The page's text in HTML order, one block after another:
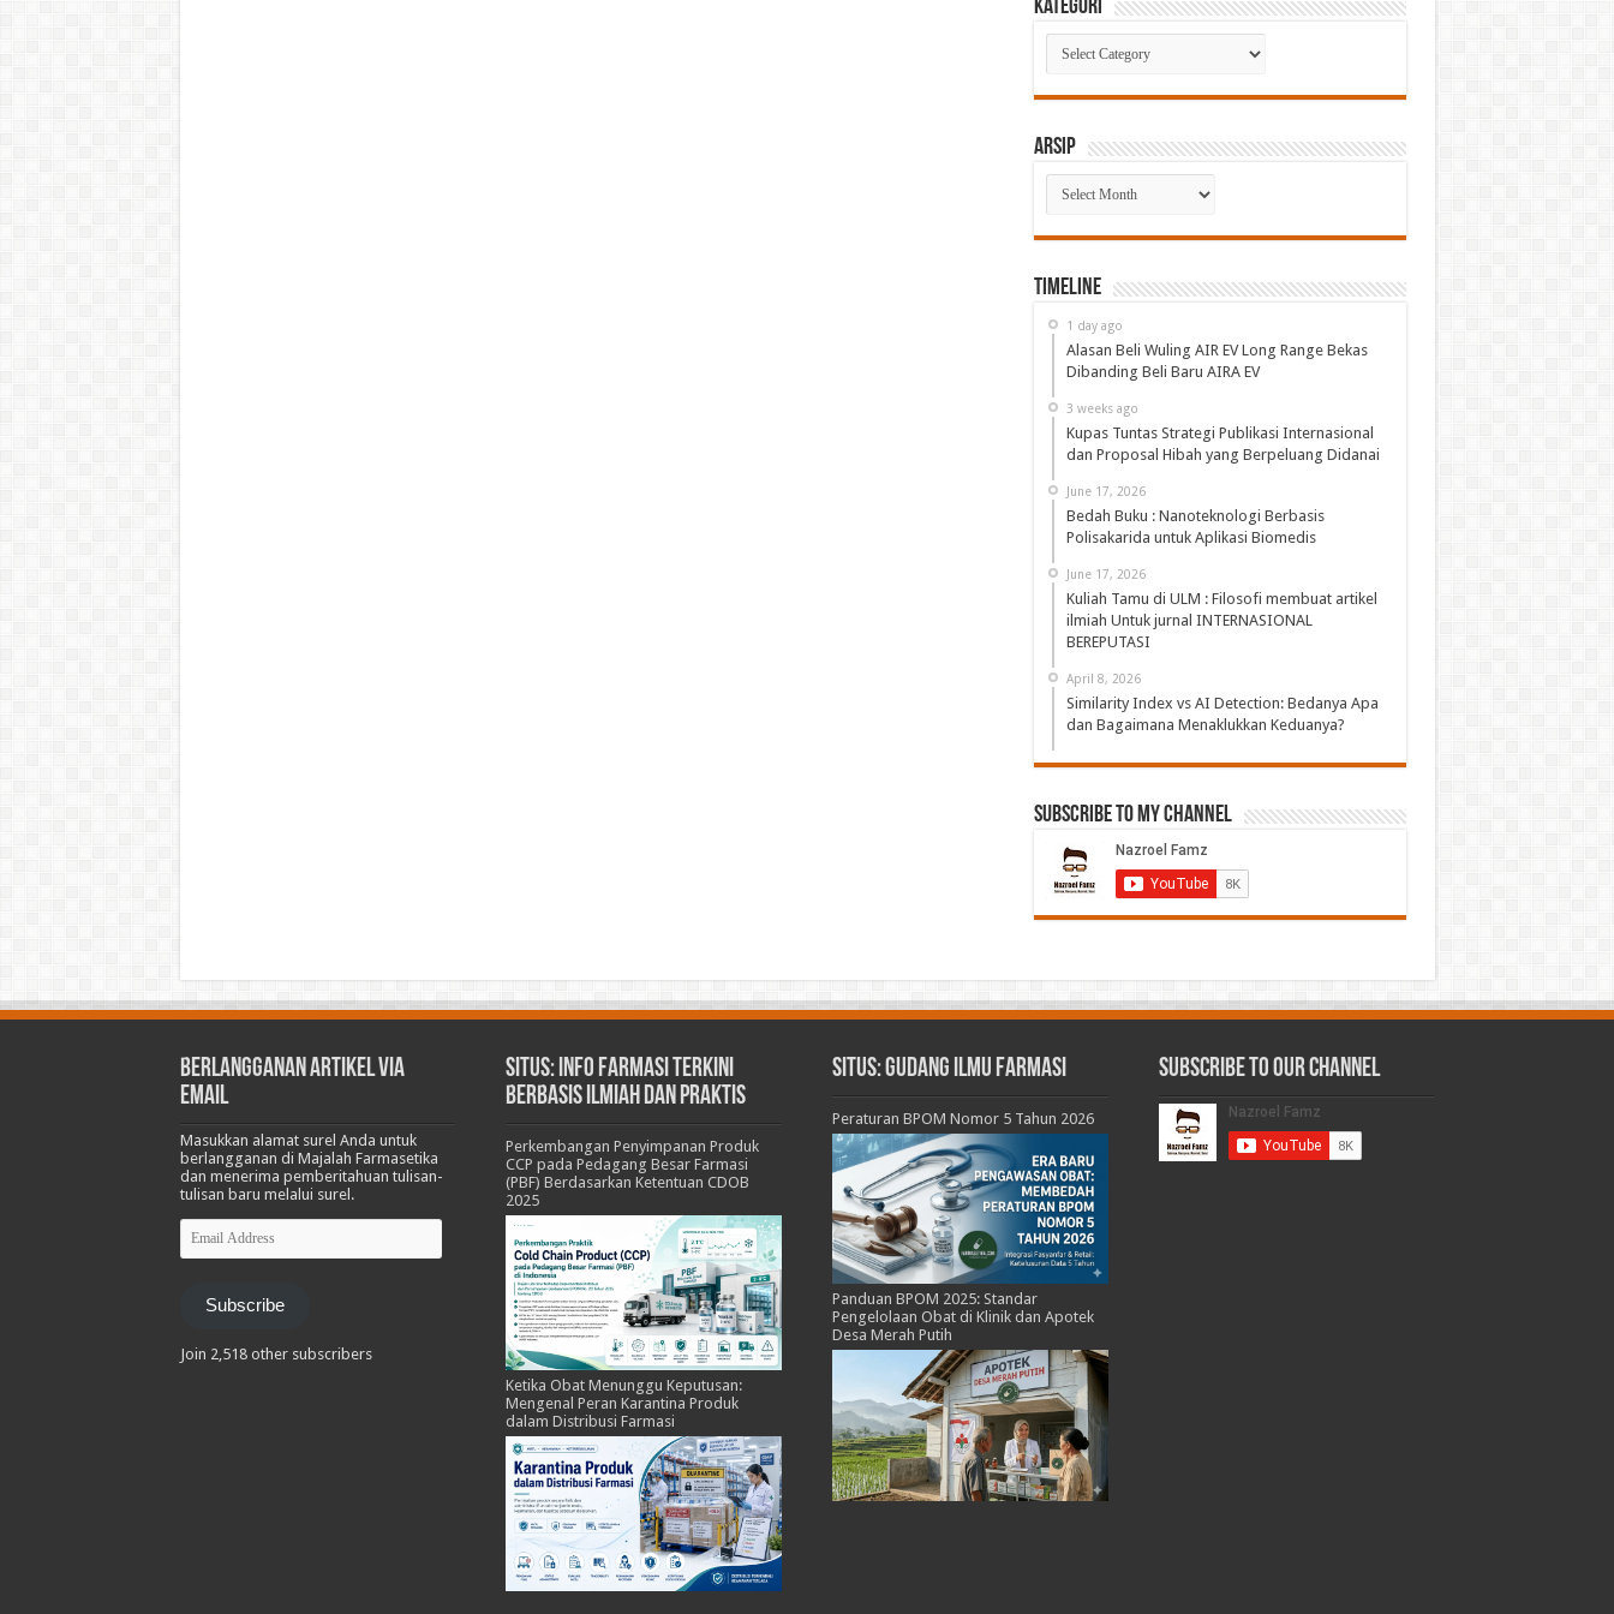
Kategori
Kategori
Arsip
Arsip
Timeline
1 day ago
Alasan Beli Wuling AIR EV Long Range Bekas
Dibanding Beli Baru AIRA EV
3 weeks ago
Kupas Tuntas Strategi Publikasi Internasional
dan Proposal Hibah yang Berpeluang Didanai
June 17, 2026
Bedah Buku : Nanoteknologi Berbasis
Polisakarida untuk Aplikasi Biomedis
June 17, 2026
Kuliah Tamu di ULM : Filosofi membuat artikel
ilmiah Untuk jurnal INTERNASIONAL
BEREPUTASI
April 8, 2026
Similarity Index vs AI Detection: Bedanya Apa
dan Bagaimana Menaklukkan Keduanya?
Subscribe to My Channel
Berlangganan Artikel via
Email
Masukkan alamat surel Anda untuk
berlangganan di Majalah Farmasetika
dan menerima pemberitahuan tulisan-
tulisan baru melalui surel.
Email
Address
Subscribe
Join 2,518 other subscribers
Situs: Info Farmasi Terkini
Berbasis Ilmiah dan Praktis
Perkembangan Penyimpanan Produk
CCP pada Pedagang Besar Farmasi
(PBF) Berdasarkan Ketentuan CDOB
2025
Ketika Obat Menunggu Keputusan:
Mengenal Peran Karantina Produk
dalam Distribusi Farmasi
Situs: Gudang Ilmu Farmasi
Peraturan BPOM Nomor 5 Tahun 2026
Panduan BPOM 2025: Standar
Pengelolaan Obat di Klinik dan Apotek
Desa Merah Putih
Subscribe to our Channel